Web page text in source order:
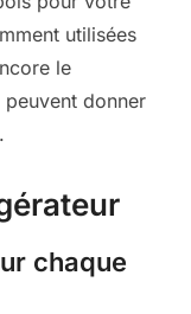
utilisées
le
donner
chaque